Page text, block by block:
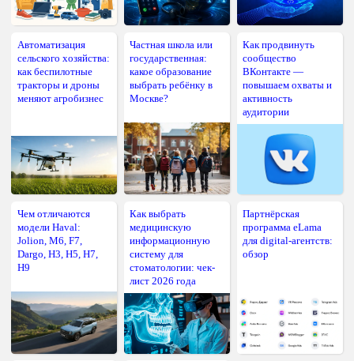
Автоматизация
сельского хозяйства:
как беспилотные
тракторы и дроны
меняют агробизнес
Частная школа или
государственная:
какое образование
выбрать ребёнку в
Москве?
Как продвинуть
сообщество
ВКонтакте —
повышаем охваты и
активность
аудитории
Чем отличаются
модели Haval:
Jolion, M6, F7,
Dargo, H3, H5, H7,
H9
Как выбрать
медицинскую
информационную
систему для
стоматологии: чек-
лист 2026 года
Партнёрская
программа eLama
для digital-агентств:
обзор